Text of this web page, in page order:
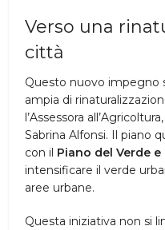
Verso una
città
Questo nuovo impegno
ampia di
l’Assessora
Sabrina Alfonsi. Il piano
con il Piano del Verde e
intensificare il verde
aree urbane.
Questa iniziativa non si